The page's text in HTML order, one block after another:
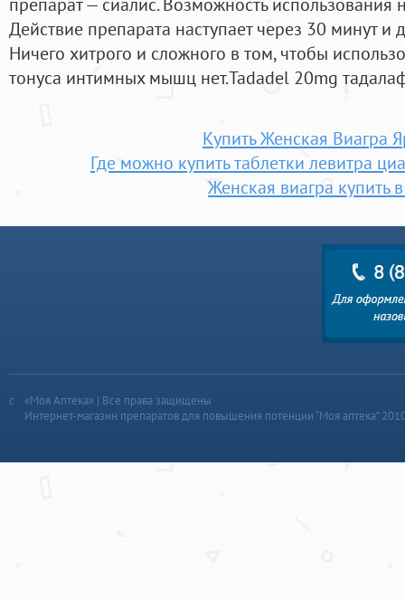
Действие препарата наступает через 30 минут и
Ничего хитрого и сложного в том, чтобы
тонуса интимных мышц нет.Tadadel 20mg
Купить Женская Виагра
Где можно купить таблетки левитра
Женская виагра купить
«Моя Аптека» | Все права защищены
Интернет-магазин препаратов для повышения потенции “Моя аптека”